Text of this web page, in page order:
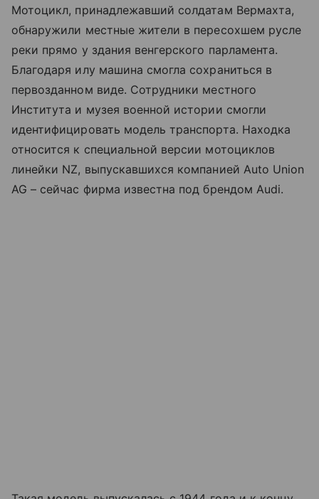
Мотоцикл, принадлежавший солдатам Вермахта,
обнаружили местные жители в пересохшем русле
реки прямо у здания венгерского парламента.
Благодаря илу машина смогла сохраниться в
первозданном виде. Сотрудники местного
Института и музея военной истории смогли
идентифицировать модель транспорта. Находка
относится к специальной версии мотоциклов
линейки NZ, выпускавшихся компанией Auto Union
AG – сейчас фирма известна под брендом Audi.